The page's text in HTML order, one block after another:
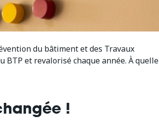
du bâtiment et des Travaux
BTP et revalorisé chaque année. À quelle
!